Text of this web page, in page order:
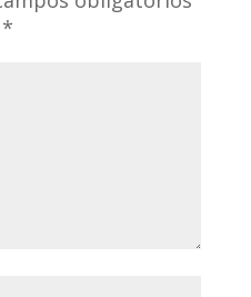
*